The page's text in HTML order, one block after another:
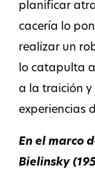
planificar
cacería lo
realizar un
lo catapulta
a la traición y
experiencias
En el marco
Bielinsky